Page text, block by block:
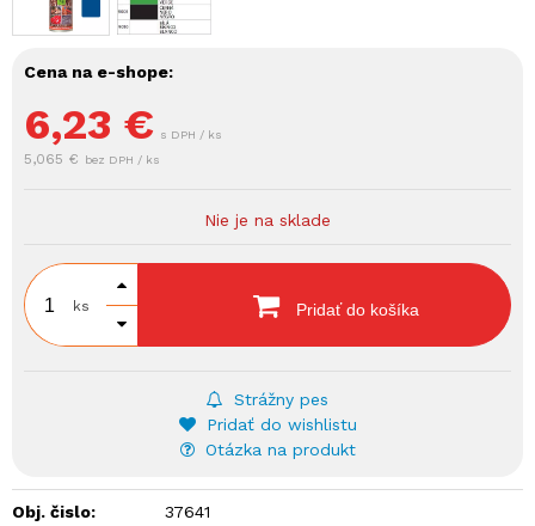
Cena na e-shope:
6,23 € s DPH / ks
5,065 € bez DPH / ks
Nie je na sklade
ks Pridať do košíka
Strážny pes
Pridať do wishlistu
Otázka na produkt
Obj. čislo: 37641